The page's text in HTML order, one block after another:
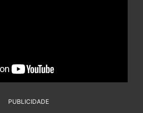
PUBLICIDADE